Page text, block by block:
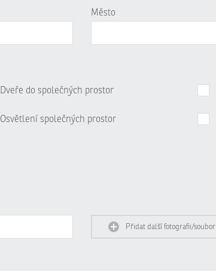
Město
Dveře do společných prostor
Osvětlení společných prostor
Přidat další fotografii/soubor